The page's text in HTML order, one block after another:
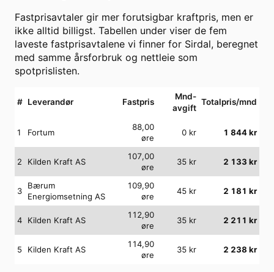
Fastprisavtaler gir mer forutsigbar kraftpris, men er
ikke alltid billigst. Tabellen under viser de fem
laveste fastprisavtalene vi finner for Sirdal, beregnet
med samme årsforbruk og nettleie som
spotprislisten.
# Leverandør Fastpris
Mnd-
avgift
Totalpris/mnd
1 Fortum
88,00
øre
0 kr 1 844kr
2 Kilden Kraft AS
107,00
øre
35 kr 2 133 kr
3
Bærum
Energiomsetning AS
109,90
øre
45 kr 2 181 kr
4 Kilden Kraft AS
112,90
øre
35 kr 2 211 kr
5 Kilden Kraft AS
114,90
øre
35 kr 2 238 kr